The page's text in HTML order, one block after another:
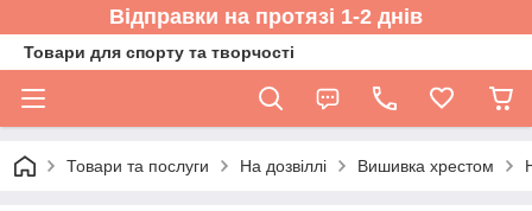
Відправки на протязі 1-2 днів
Товари для спорту та творчості
Товари та послуги На дозвіллі Вишивка хрестом